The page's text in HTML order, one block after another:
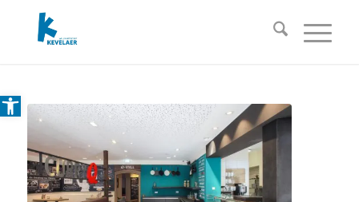
Open toolbar